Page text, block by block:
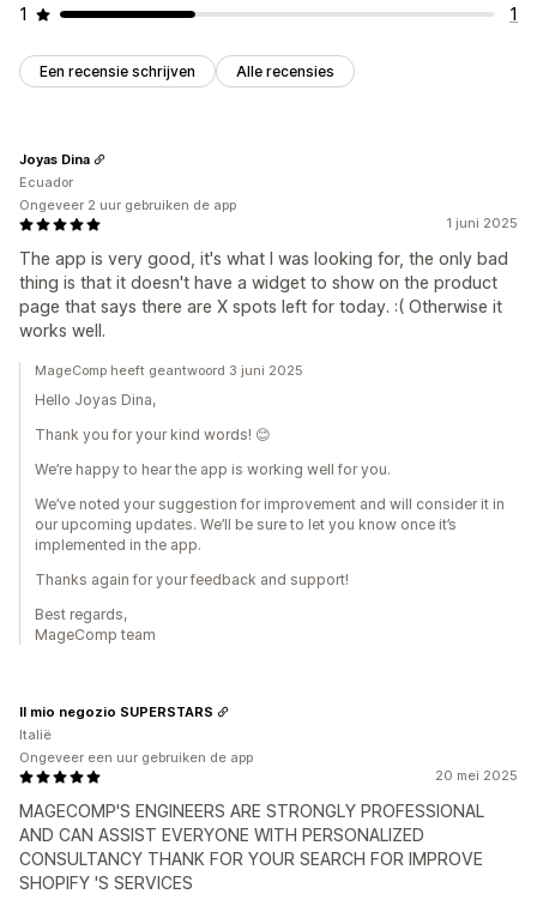
1
1
Een recensie schrijven Alle recensies
1 juni 2025
The app is very good, it's what I was looking for, the only bad
thing is that it doesn't have a widget to show on the product
page that says there are X spots left for today. :( Otherwise it
works well.
Joyas Dina
Ecuador
Ongeveer 2 uur gebruiken de app
MageComp heeft geantwoord 3 juni 2025
Hello Joyas Dina,
Thank you for your kind words! 😊
We’re happy to hear the app is working well for you.
We’ve noted your suggestion for improvement and will consider it in
our upcoming updates. We’ll be sure to let you know once it’s
implemented in the app.
Thanks again for your feedback and support!
Best regards,
MageComp team
20 mei 2025
MAGECOMP'S ENGINEERS ARE STRONGLY PROFESSIONAL
AND CAN ASSIST EVERYONE WITH PERSONALIZED
CONSULTANCY THANK FOR YOUR SEARCH FOR IMPROVE
SHOPIFY 'S SERVICES
Il mio negozio SUPERSTARS
Italië
Ongeveer een uur gebruiken de app